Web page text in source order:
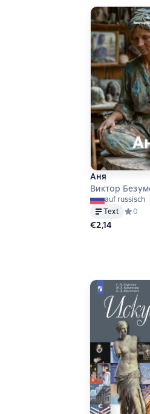
Аня
Виктор
auf russisch
Text
0
€2,14